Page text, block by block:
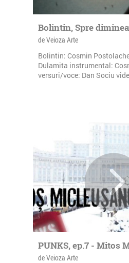
Bolintin, Spre
de Veioza Arte
Bolintin: Cosmin
Dulamita instrumental:
versuri/voce: Dan Sociu
PUNKS, ep.7 - Mitos
de Veioza Arte